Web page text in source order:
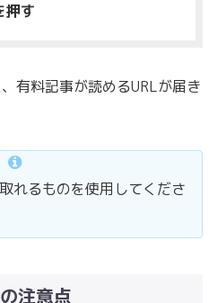
押す
有料記事が読めるURLが届き
れるものを使用してくださ
注意点